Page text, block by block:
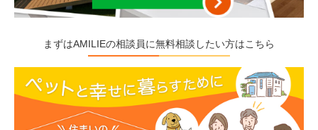
まずはAMILIEの相談員に無料相談したい方はこちら